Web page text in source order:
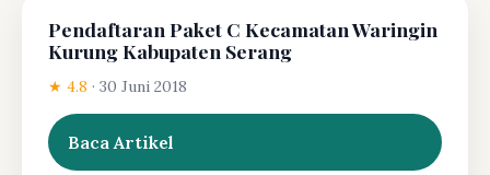
Pendaftaran Paket C Kecamatan Waringin
Kurung Kabupaten Serang
★ 4.8 · 30 Juni 2018
Baca Artikel